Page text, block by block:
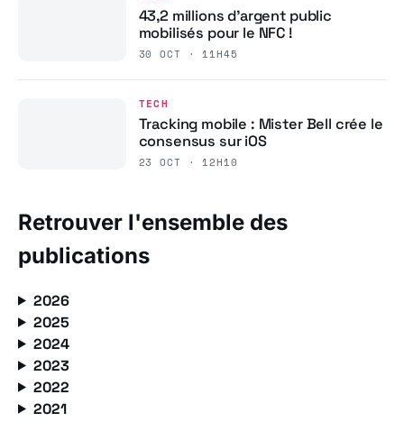
43,2 millions d’argent public
mobilisés pour le NFC !
30 OCT · 11H45
TECH
Tracking mobile : Mister Bell crée le
consensus sur iOS
23 OCT · 12H10
Retrouver l'ensemble des
publications
2026
2025
2024
2023
2022
2021